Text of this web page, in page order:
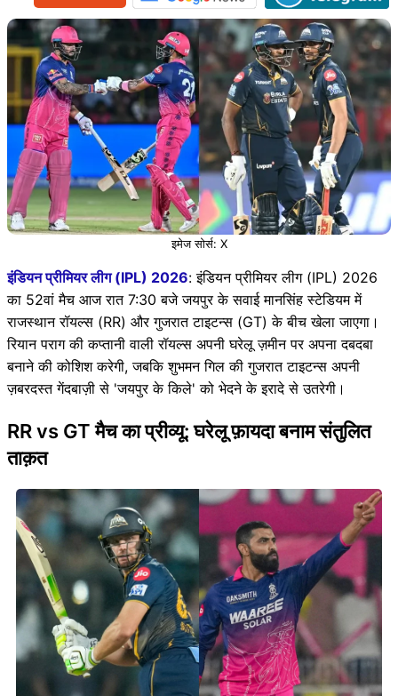
इमेज सोर्स: X
इंडियन प्रीमियर लीग (IPL) 2026: इंडियन प्रीमियर लीग (IPL) 2026
का 52वां मैच आज रात 7:30 बजे जयपुर के सवाई मानसिंह स्टेडियम में
राजस्थान रॉयल्स (RR) और गुजरात टाइटन्स (GT) के बीच खेला जाएगा।
रियान पराग की कप्तानी वाली रॉयल्स अपनी घरेलू ज़मीन पर अपना दबदबा
बनाने की कोशिश करेगी, जबकि शुभमन गिल की गुजरात टाइटन्स अपनी
ज़बरदस्त गेंदबाज़ी से 'जयपुर के किले' को भेदने के इरादे से उतरेगी।
RR vs GT मैच का प्रीव्यू: घरेलू फ़ायदा बनाम संतुलित
ताक़त